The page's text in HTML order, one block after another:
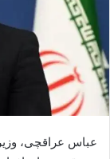
عباس عراقچی،